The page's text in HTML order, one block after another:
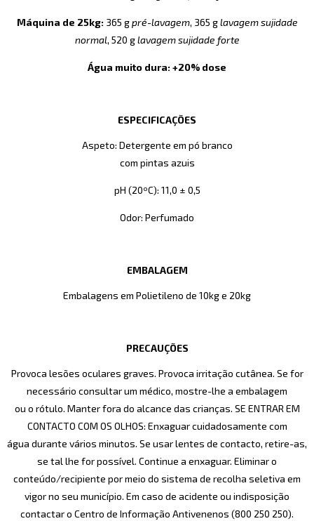
Máquina de 25kg:365 gpré-lavagem, 365 glavagem sujidade
normal, 520 glavagem sujidade forte
Água muito dura: +20% dose
ESPECIFICAÇÕES
Aspeto: Detergente em pó branco
com pintas azuis
pH (20ºC): 11,0 ± 0,5
Odor: Perfumado
EMBALAGEM
Embalagens em Polietileno de 10kg e 20kg
PRECAUÇÕES
Provoca lesões oculares graves. Provoca irritação cutânea. Se for
necessário consultar um médico, mostre-lhe a embalagem
ou o rótulo. Manter fora do alcance das crianças. SE ENTRAR EM
CONTACTO COM OS OLHOS: Enxaguar cuidadosamente com
água durante vários minutos. Se usar lentes de contacto, retire-as,
se tal lhe for possível. Continue a enxaguar. Eliminar o
conteúdo/recipiente por meio do sistema de recolha seletiva em
vigor no seu município. Em caso de acidente ou indisposição
contactar o Centro de Informação Antivenenos (800 250 250).